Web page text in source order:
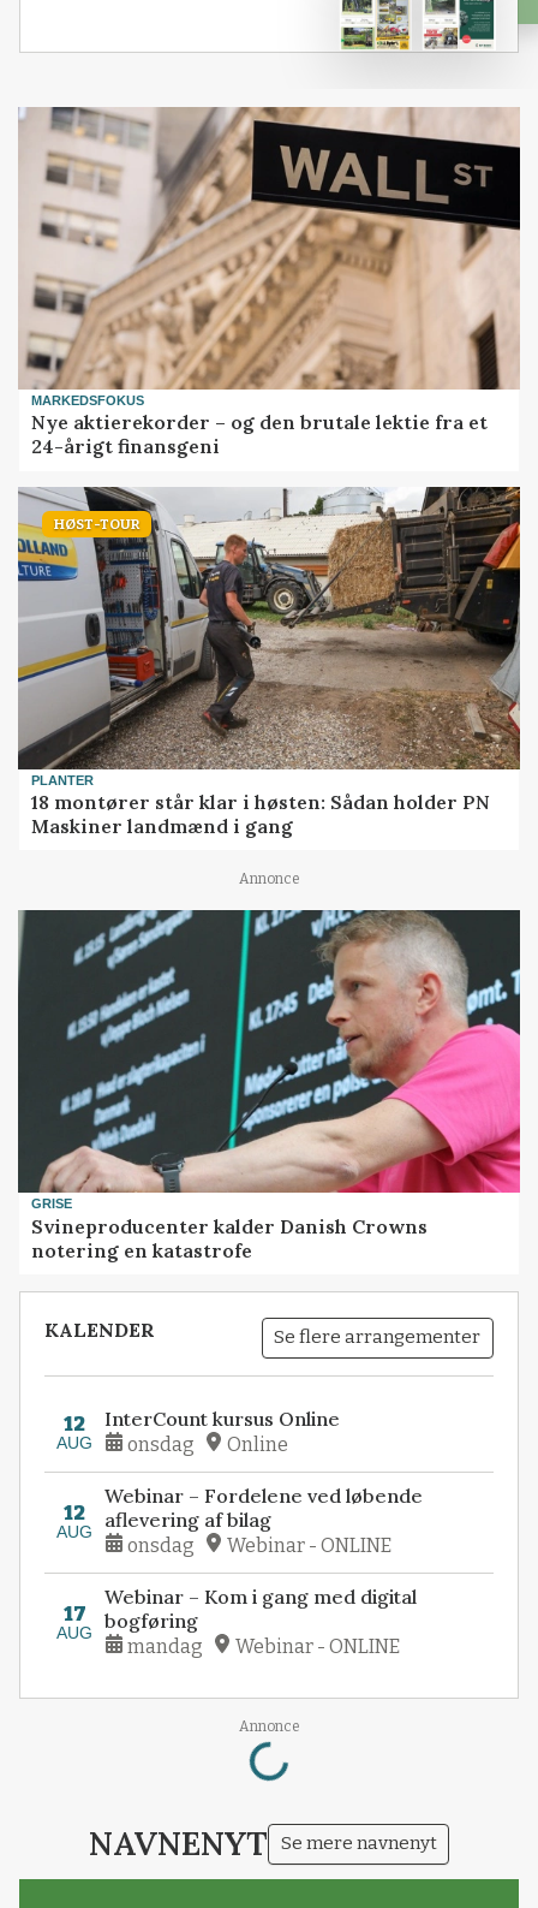
MARKEDSFOKUS
Nye aktierekorder – og den brutale lektie fra et
24-årigt finansgeni
HØST-TOUR
PLANTER
18 montører står klar i høsten: Sådan holder PN
Maskiner landmænd i gang
Annonce
GRISE
Svineproducenter kalder Danish Crowns
notering en katastrofe
KALENDER Se flere arrangementer
12
AUG
InterCount kursus Online
onsdag Online
12
AUG
Webinar – Fordelene ved løbende
aflevering af bilag
onsdag Webinar - ONLINE
17
AUG
Webinar – Kom i gang med digital
bogføring
mandag Webinar - ONLINE
Annonce
Loading...
NAVNENYT Se mere navnenyt